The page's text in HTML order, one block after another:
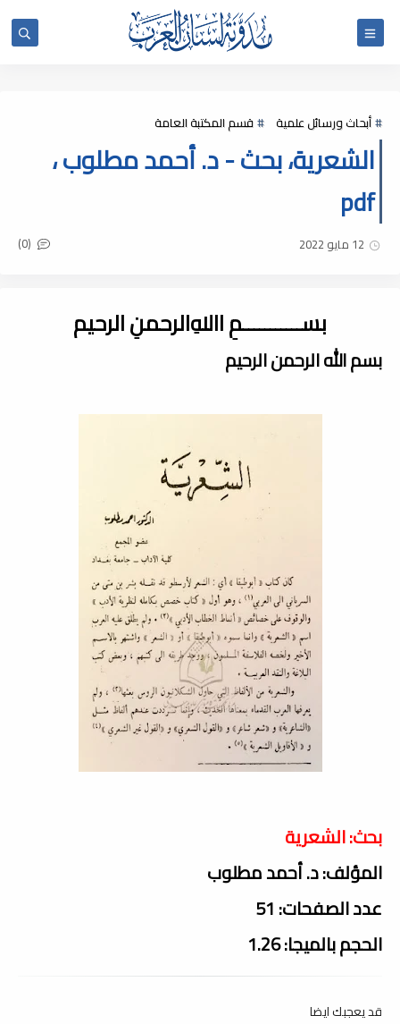
أبحاث ورسائل علمية قسم المكتبة العامة
الشعرية، بحث - د. أحمد مطلوب ،
pdf
12 مايو 2022 (0)
بســـــــــــمِ اﷲِالرحمنِ الرحيم
بسم الله الرحمن الرحيم
بحث: الشعرية
المؤلف: د. أحمد مطلوب
عدد الصفحات: 51
الحجم بالميجا: 1.26
قد يعجبك ايضا